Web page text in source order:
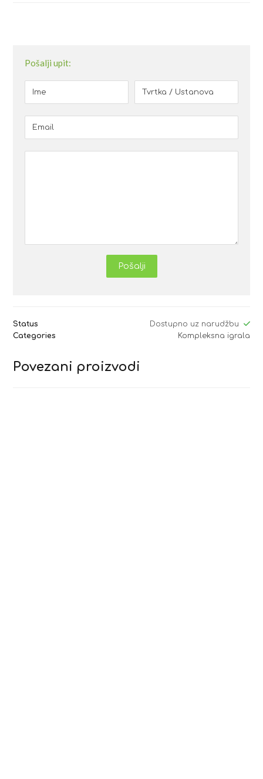
Pošalji upit:
Pošalji
Status
Dostupno uz narudžbu
Categories
Kompleksna igrala
Povezani proizvodi